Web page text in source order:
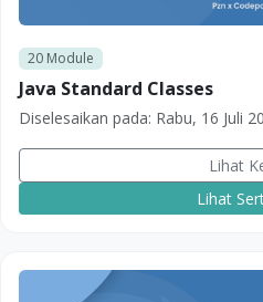
20Module
Java Standard Classes
Diselesaikan pada: Rabu, 16 Juli
Lihat
Lihat